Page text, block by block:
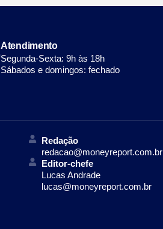
Atendimento
Segunda-Sexta: 9h às 18h
Sábados e domingos: fechado
Redação
redacao@moneyreport.com.br
Editor-chefe
Lucas Andrade
lucas@moneyreport.com.br